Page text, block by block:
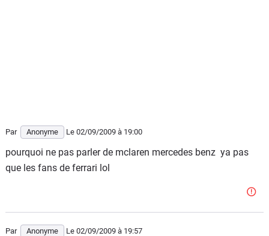
Par Anonyme Le 02/09/2009 à 19:00
pourquoi ne pas parler de mclaren mercedes benz ya pas
que les fans de ferrari lol
Par Anonyme Le 02/09/2009 à 19:57